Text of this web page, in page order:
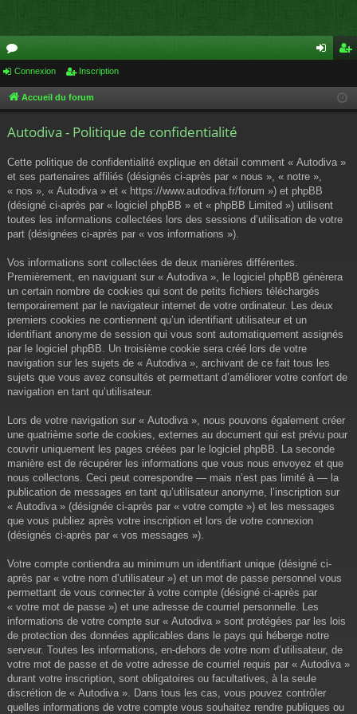
or
u cri
Connexion Inscription
Accueil du forum
Autodiva - Politique de confidentialité
Cette politique de confidentialité explique en détail comment « Autodiva »
et ses partenaires affiliés (désignés ci-après par « nous », « notre »,
« nos », « Autodiva » et « https://www.autodiva.fr/forum ») et phpBB
(désigné ci-après par « logiciel phpBB » et « phpBB Limited ») utilisent
toutes les informations collectées lors des sessions d’utilisation de votre
part (désignées ci-après par « vos informations »).
Vos informations sont collectées de deux manières différentes.
Premièrement, en naviguant sur « Autodiva », le logiciel phpBB génèrera
un certain nombre de cookies qui sont de petits fichiers téléchargés
temporairement par le navigateur internet de votre ordinateur. Les deux
premiers cookies ne contiennent qu’un identifiant utilisateur et un
identifiant anonyme de session qui vous sont automatiquement assignés
par le logiciel phpBB. Un troisième cookie sera créé lors de votre
navigation sur les sujets de « Autodiva », archivant de ce fait tous les
sujets que vous avez consultés et permettant d’améliorer votre confort de
navigation en tant qu’utilisateur.
Lors de votre navigation sur « Autodiva », nous pouvons également créer
une quatrième sorte de cookies, externes au document qui est prévu pour
couvrir uniquement les pages créées par le logiciel phpBB. La seconde
manière est de récupérer les informations que vous nous envoyez et que
nous collectons. Ceci peut correspondre — mais n’est pas limité à — la
publication de messages en tant qu’utilisateur anonyme, l’inscription sur
« Autodiva » (désignée ci-après par « votre compte ») et les messages
que vous publiez après votre inscription et lors de votre connexion
(désignés ci-après par « vos messages »).
Votre compte contiendra au minimum un identifiant unique (désigné ci-
après par « votre nom d’utilisateur ») et un mot de passe personnel vous
permettant de vous connecter à votre compte (désigné ci-après par
« votre mot de passe ») et une adresse de courriel personnelle. Les
informations de votre compte sur « Autodiva » sont protégées par les lois
de protection des données applicables dans le pays qui héberge notre
serveur. Toutes les informations, en-dehors de votre nom d’utilisateur, de
votre mot de passe et de votre adresse de courriel requis par « Autodiva »
durant votre inscription, sont obligatoires ou facultatives, à la seule
discrétion de « Autodiva ». Dans tous les cas, vous pouvez contrôler
quelles informations de votre compte vous souhaitez rendre publiques ou